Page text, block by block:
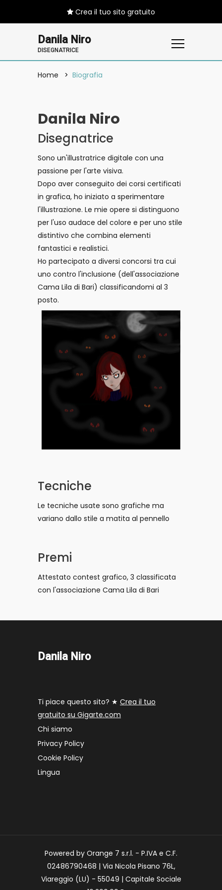
Crea il tuo sito gratuito
Danila Niro
DISEGNATRICE
Home Biografia
Danila Niro
Disegnatrice
Sono un'illustratrice digitale con una
passione per l'arte visiva.
Dopo aver conseguito dei corsi certificati
in grafica, ho iniziato a sperimentare
l'illustrazione. Le mie opere si distinguono
per l'uso audace del colore e per uno stile
distintivo che combina elementi
fantastici e realistici.
Ho partecipato a diversi concorsi tra cui
uno contro l'inclusione (dell'associazione
Cama Lila di Bari) classificandomi al 3
posto.
Tecniche
Le tecniche usate sono grafiche ma
variano dallo stile a matita al pennello
Premi
Attestato contest grafico, 3 classificata
con l'associazione Cama Lila di Bari
Danila Niro
Ti piace questo sito? ★ Crea il tuo
gratuito su Gigarte.com
Chi siamo
Privacy Policy
Cookie Policy
Lingua
Powered by Orange 7 s.r.l. - P.IVA e C.F.
02486790468 | Via Nicola Pisano 76L,
Viareggio (LU) - 55049 | Capitale Sociale